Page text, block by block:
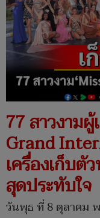
77 สาวงาม
Grand
เครื่องเก็บ
สุดประทับใจ
วันพุธ ที่ 8 ตุลาคม